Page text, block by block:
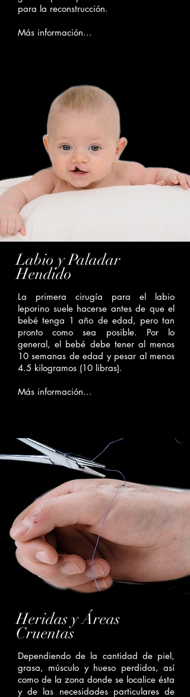
Más información...
para la reconstrucción.
Más información...
Labio y Paladar
Hendido
La primera cirugía para el labio
leporino suele hacerse antes de que el
bebé tenga 1 año de edad, pero tan
pronto como sea posible. Por lo
general, el bebé debe tener al menos
10 semanas de edad y pesar al menos
4.5 kilogramos (10 libras).
Heridas y Áreas
Cruentas
Dependiendo de la cantidad de piel,
grasa, músculo y hueso perdidos, así
como de la zona donde se localice ésta
y de las necesidades particulares de